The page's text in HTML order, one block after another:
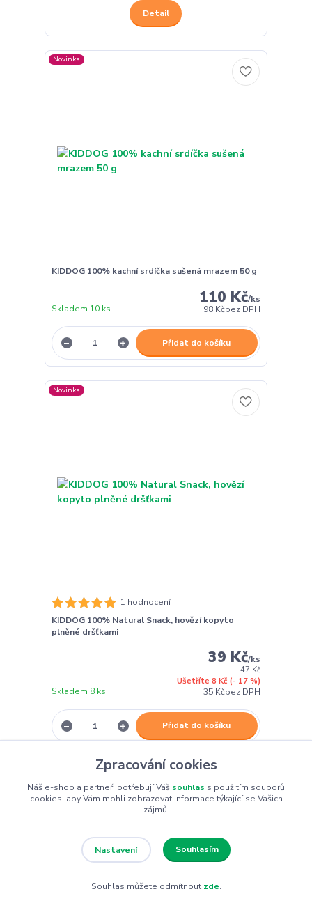
Detail
Novinka
KIDDOG 100% kachní srdíčka sušená mrazem 50 g
110 Kč/ks
98 Kčbez DPH
Skladem 10 ks
Přidat do košíku
Novinka
1 hodnocení
KIDDOG 100% Natural Snack, hovězí kopyto
plněné dršťkami
47 Kč
Ušetříte 8 Kč (- 17 %)
39 Kč/ks
35 Kčbez DPH
Skladem 8 ks
Přidat do košíku
Zpracování cookies
Náš e-shop a partneři potřebují Váš souhlas s použitím souborů
cookies, aby Vám mohli zobrazovat informace týkající se Vašich
zájmů.
Nastavení Souhlasím
Souhlas můžete odmítnout zde.